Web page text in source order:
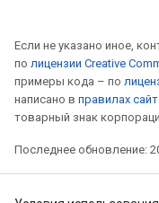
Если не указано иное,
по лицензии Creative
примеры кода – по
написано в правилах
товарный знак
Последнее обновление: